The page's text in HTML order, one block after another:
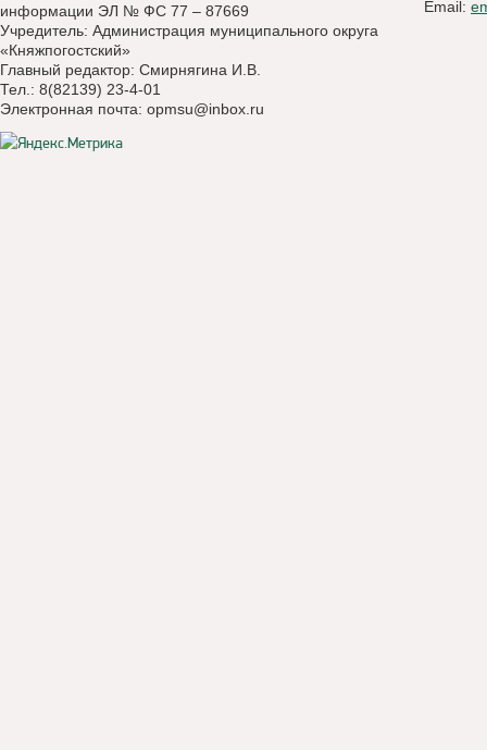
информации ЭЛ № ФС 77 – 87669
Учредитель: Администрация муниципального округа
«Княжпогостский»
Главный редактор: Смирнягина И.В.
Тел.: 8(82139) 23-4-01
Электронная почта: opmsu@inbox.ru
Email: